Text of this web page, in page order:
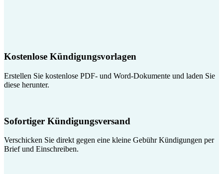
Kostenlose Kündigungsvorlagen
Erstellen Sie kostenlose PDF- und Word-Dokumente und laden Sie
diese herunter.
Sofortiger Kündigungsversand
Verschicken Sie direkt gegen eine kleine Gebühr Kündigungen per
Brief und Einschreiben.